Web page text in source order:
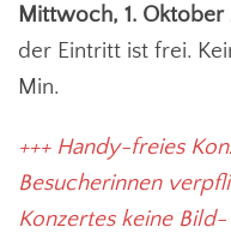
Mittwoch, 1. Oktober
der Eintritt ist frei.
Min.
+++ Handy-freies
Besucherinnen
Konzertes keine